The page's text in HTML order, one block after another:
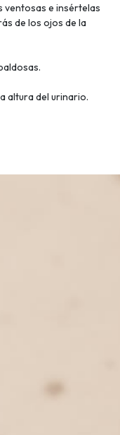
ventosas e insértelas
de los ojos de la
altura del urinario.